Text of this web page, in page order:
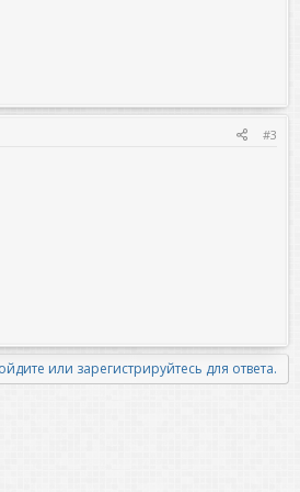
#3
или зарегистрируйтесь для ответа.